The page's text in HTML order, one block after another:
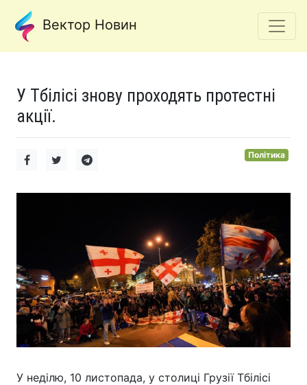
Вектор Новин
У Тбілісі знову проходять протестні
акції.
Політика
У неділю, 10 листопада, у столиці Грузії Тбілісі